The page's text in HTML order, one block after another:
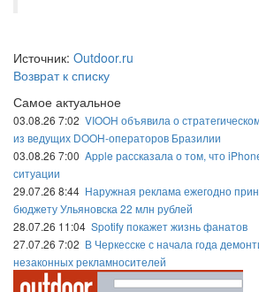
Источник: Outdoor.ru
Возврат к списку
Самое актуальное
03.08.26 7:02 VIOOH объявила о
из ведущих DOOH-операторов Бразилии
03.08.26 7:00 Apple рассказала о том, что
ситуации
29.07.26 8:44 Наружная реклама ежегодно
бюджету Ульяновска 22 млн рублей
28.07.26 11:04 Spotify покажет жизнь фанатов
27.07.26 7:02 В Черкесске с начала года
незаконных рекламносителей